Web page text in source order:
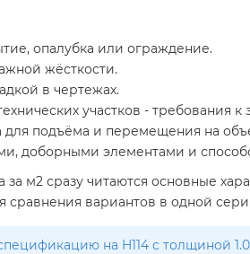
опалубка или ограждение.
жёсткости.
в чертежах.
участков - требования к
подъёма и перемещения на
доборными элементами и
м2 сразу читаются основные
вариантов в одной
на H114 с толщиной